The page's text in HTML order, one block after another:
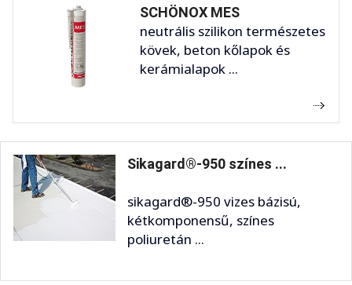
SCHÖNOX MES
neutrális szilikon természetes
kövek, beton kőlapok és
kerámialapok ...
Sikagard®-950 színes ...
sikagard®-950 vizes bázisú,
kétkomponensű, színes
poliuretán ...